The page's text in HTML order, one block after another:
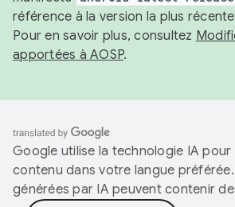
référence à la version la plus récente
Pour en savoir plus, consultez
apportées à AOSP.
Google utilise la technologie IA
contenu dans votre langue
générées par IA peuvent contenir